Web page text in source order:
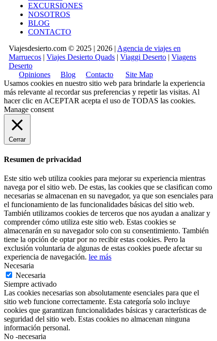
EXCURSIONES
NOSOTROS
BLOG
CONTACTO
Viajesdesierto.com © 2025 | 2026 | Agencia de viajes en
Marruecos | Viajes Desierto Quads | Viaggi Deserto | Viagens
Deserto
Opiniones
Blog Contacto
Site Map
Usamos cookies en nuestro sitio web para brindarle la experiencia
más relevante al recordar sus preferencias y repetir las visitas. Al
hacer clic en ACEPTAR acepta el uso de TODAS las cookies.
Manage consent
Cerrar
Resumen de privacidad
Este sitio web utiliza cookies para mejorar su experiencia mientras
navega por el sitio web. De estas, las cookies que se clasifican como
necesarias se almacenan en su navegador, ya que son esenciales para
el funcionamiento de las funcionalidades básicas del sitio web.
También utilizamos cookies de terceros que nos ayudan a analizar y
comprender cómo utiliza este sitio web. Estas cookies se
almacenarán en su navegador solo con su consentimiento. También
tiene la opción de optar por no recibir estas cookies. Pero la
exclusión voluntaria de algunas de estas cookies puede afectar su
experiencia de navegación. lee más
Necesaria
Necesaria
Siempre activado
Las cookies necesarias son absolutamente esenciales para que el
sitio web funcione correctamente. Esta categoría solo incluye
cookies que garantizan funcionalidades básicas y características de
seguridad del sitio web. Estas cookies no almacenan ninguna
información personal.
No -necesaria